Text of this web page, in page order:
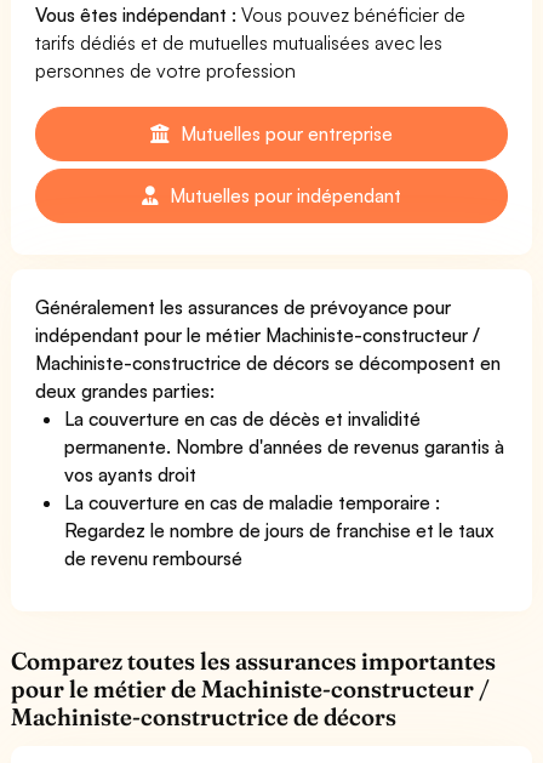
Vous êtes indépendant : Vous pouvez bénéficier de
tarifs dédiés et de mutuelles mutualisées avec les
personnes de votre profession
Mutuelles pour entreprise
Mutuelles pour indépendant
Généralement les assurances de prévoyance pour
indépendant pour le métier Machiniste-constructeur /
Machiniste-constructrice de décors se décomposent en
deux grandes parties:
La couverture en cas de décès et invalidité
permanente. Nombre d'années de revenus garantis à
vos ayants droit
La couverture en cas de maladie temporaire :
Regardez le nombre de jours de franchise et le taux
de revenu remboursé
Comparez toutes les assurances importantes
pour le métier de Machiniste-constructeur /
Machiniste-constructrice de décors